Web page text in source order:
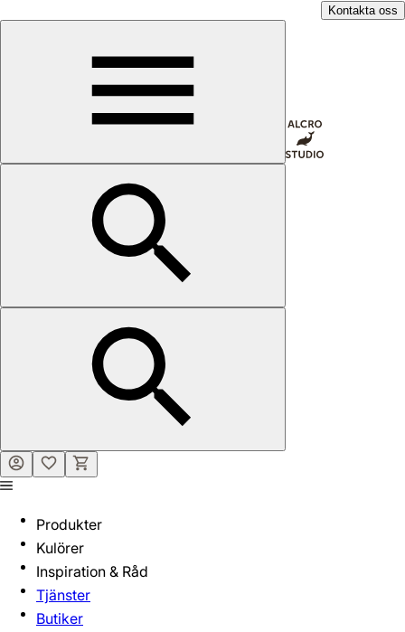
Kontakta oss
Produkter
Kulörer
Inspiration & Råd
Tjänster
Butiker